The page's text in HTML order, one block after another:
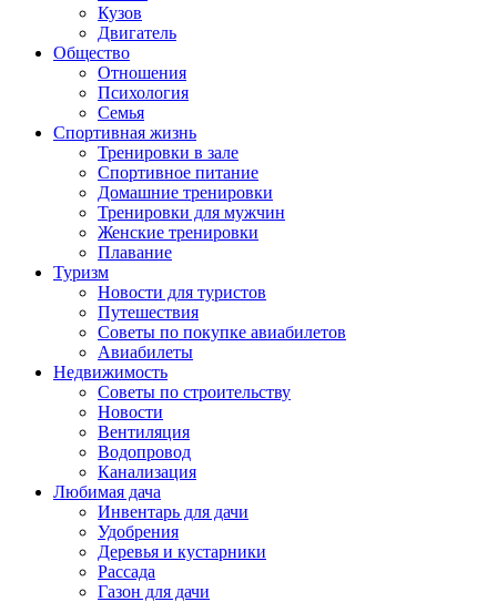
Кузов
Двигатель
Общество
Отношения
Психология
Семья
Спортивная жизнь
Тренировки в зале
Спортивное питание
Домашние тренировки
Тренировки для мужчин
Женские тренировки
Плавание
Туризм
Новости для туристов
Путешествия
Советы по покупке авиабилетов
Авиабилеты
Недвижимость
Советы по строительству
Новости
Вентиляция
Водопровод
Канализация
Любимая дача
Инвентарь для дачи
Удобрения
Деревья и кустарники
Рассада
Газон для дачи